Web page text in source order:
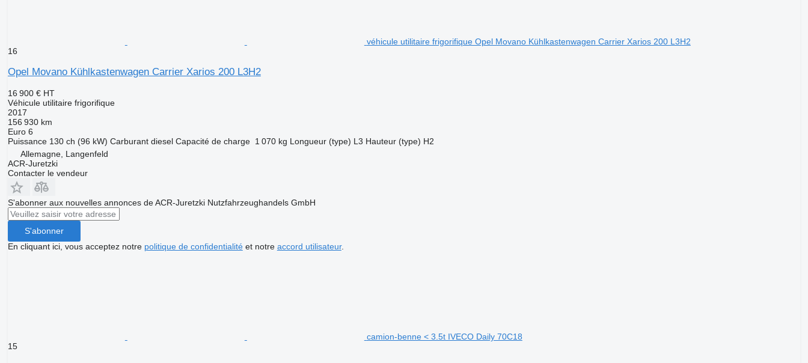
véhicule utilitaire frigorifique Opel Movano Kühlkastenwagen Carrier Xarios 200 L3H2
16
Opel Movano Kühlkastenwagen Carrier Xarios 200 L3H2
16 900 € HT
Véhicule utilitaire frigorifique
2017
156 930 km
Euro 6
Puissance 130 ch (96 kW) Carburant diesel Capacité de charge 1 070 kg Longueur (type) L3 Hauteur (type) H2
Allemagne, Langenfeld
ACR-Juretzki
Contacter le vendeur
S'abonner aux nouvelles annonces de ACR-Juretzki Nutzfahrzeughandels GmbH
S'abonner
En cliquant ici, vous acceptez notre politique de confidentialitéet notre accord utilisateur.
camion-benne < 3.5t IVECO Daily 70C18
15